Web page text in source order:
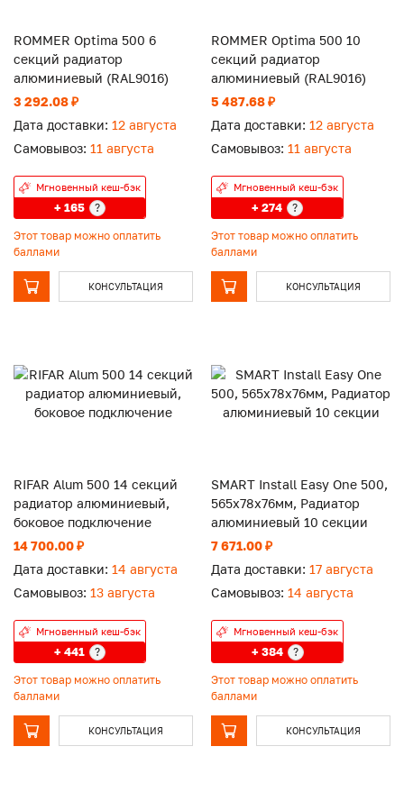
ROMMER Optima 500 6
секций радиатор
алюминиевый (RAL9016)
3 292.08 ₽
Дата доставки: 12 августа
Самовывоз: 11 августа
Мгновенный кеш-бэк
+ 165 ?
Этот товар можно оплатить
баллами
КОНСУЛЬТАЦИЯ
ROMMER Optima 500 10
секций радиатор
алюминиевый (RAL9016)
5 487.68 ₽
Дата доставки: 12 августа
Самовывоз: 11 августа
Мгновенный кеш-бэк
+ 274 ?
Этот товар можно оплатить
баллами
КОНСУЛЬТАЦИЯ
RIFAR Alum 500 14 секций
радиатор алюминиевый,
боковое подключение
14 700.00 ₽
Дата доставки: 14 августа
Самовывоз: 13 августа
Мгновенный кеш-бэк
+ 441 ?
Этот товар можно оплатить
баллами
КОНСУЛЬТАЦИЯ
SMART Install Easy One 500,
565x78x76мм, Радиатор
алюминиевый 10 секции
7 671.00 ₽
Дата доставки: 17 августа
Самовывоз: 14 августа
Мгновенный кеш-бэк
+ 384 ?
Этот товар можно оплатить
баллами
КОНСУЛЬТАЦИЯ